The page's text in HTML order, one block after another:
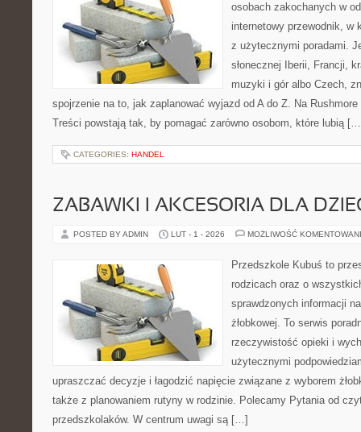
osobach zakochanych w
internetowy przewodnik, w
z użytecznymi poradami.
słonecznej Iberii, Francji,
muzyki i gór albo Czech,
spojrzenie na to, jak zaplanować wyjazd od A do Z. Na
Treści powstają tak, by pomagać zarówno osobom, które lubią
CATEGORIES: HANDEL
ZABAWKI I AKCESORIA DLA
POSTED BY ADMIN LUT - 1 - 2026 MOŻLIWOŚĆ
Przedszkole Kubuś to
rodzicach oraz o
sprawdzonych informacji
żłobkowej. To serwis
rzeczywistość opieki i
użytecznymi
upraszczać decyzje i łagodzić napięcie związane z wyborem
także z planowaniem rutyny w rodzinie. Polecamy Pytania od
przedszkolaków. W centrum uwagi są […]